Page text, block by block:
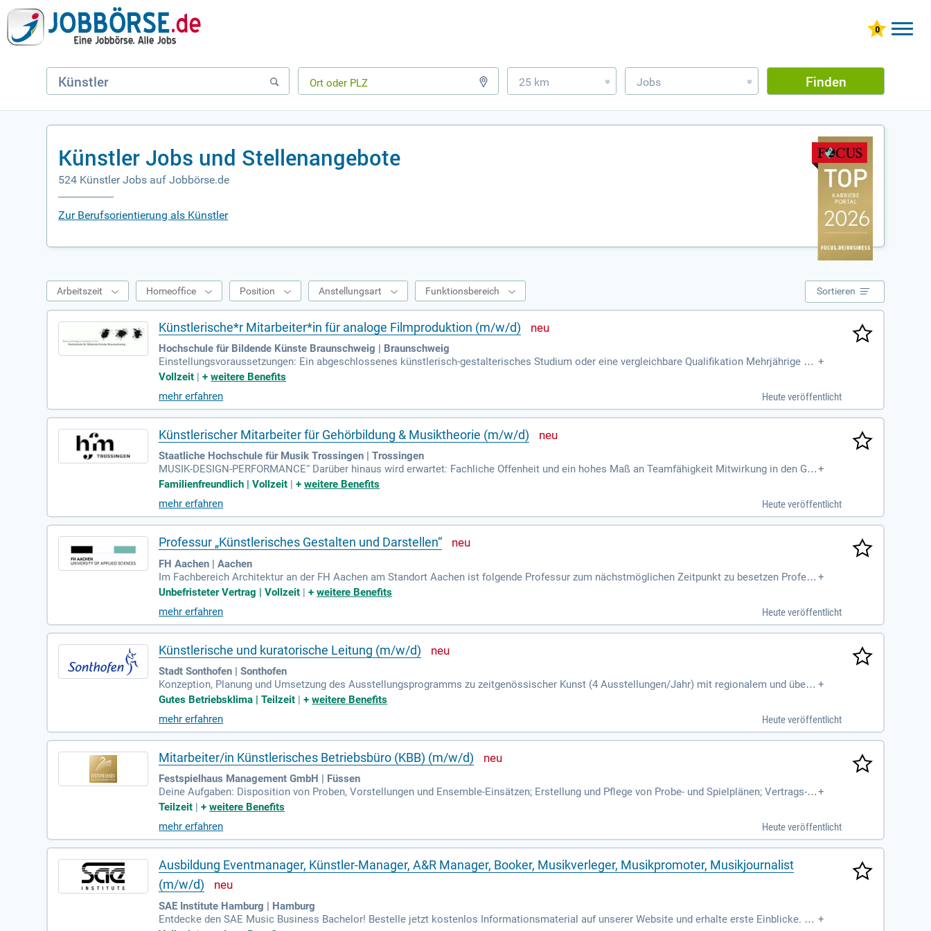
25 km » Jobs » Finden
Künstler Jobs und Stellenangebote
524 Künstler Jobs auf Jobbörse.de
Zur Berufsorientierung als Künstler
Arbeitszeit Homeoffice Position Anstellungsart Funktionsbereich Sortieren
Künstlerische*r Mitarbeiter*in für analoge Filmproduktion (m/w/d)
Hochschule für Bildende Künste Braunschweig | Braunschweig
Einstellungsvoraussetzungen: Ein abgeschlossenes künstlerisch-gestalterisches Studium oder eine vergleichbare Qualifikation Mehrjährige be
rufliche Praxis in gestalterisch-künstlerischen Projekten im Bereich analoger Film Eine eigene künstlerische Praxis
+
Vollzeit |+weitere Benefits
mehr erfahren
Heute veröffentlicht
Künstlerischer Mitarbeiter für Gehörbildung & Musiktheorie (m/w/d)
Staatliche Hochschule für Musik Trossingen | Trossingen
MUSIK-DESIGN-PERFORMANCE“ Darüber hinaus wird erwartet: Fachliche Offenheit und ein hohes Maß an Teamfähigkeit Mitwirkung in den Gre
mien und in der Selbstverwaltung der Hochschule Hohe Ausdrucksfähigkeit in deutscher Sprache und Schrift Bereitschaft, über den fachlichen
+
Familienfreundlich | Vollzeit |+weitere Benefits
mehr erfahren
Heute veröffentlicht
Professur „Künstlerisches Gestalten und Darstellen“
FH Aachen | Aachen
Im Fachbereich Architektur an der FH Aachen am Standort Aachen ist folgende Professur zum nächstmöglichen Zeitpunkt zu besetzen Profess
ur „Künstlerisches Gestalten und Darstellen“ (Kennziffer: P-01-689) Die Professur vertritt das Fach „Künstlerisches
+
Unbefristeter Vertrag | Vollzeit |+weitere Benefits
mehr erfahren
Heute veröffentlicht
Künstlerische und kuratorische Leitung (m/w/d)
Stadt Sonthofen | Sonthofen
Konzeption, Planung und Umsetzung des Ausstellungsprogramms zu zeitgenössischer Kunst (4 Ausstellungen/Jahr) mit regionalem und überr
egionalem Bezug; Einbindung der Schulausstellung, konzipiert von Sonthofer Schulen; Auswahl, Betreuung und Begleitung von Künstler
+
Gutes Betriebsklima | Teilzeit |+weitere Benefits
mehr erfahren
Heute veröffentlicht
Mitarbeiter/in Künstlerisches Betriebsbüro (KBB) (m/w/d)
Festspielhaus Management GmbH | Füssen
Deine Aufgaben: Disposition von Proben, Vorstellungen und Ensemble-Einsätzen; Erstellung und Pflege von Probe- und Spielplänen; Vertrags- u
nd Honorarabwicklung mit Künstler/innen und Gästen; Schnittstelle zwischen Theaterleitung, Regie, Ensemble und Verwaltung
+
Teilzeit |+weitere Benefits
mehr erfahren
Heute veröffentlicht
Ausbildung Eventmanager, Künstler-Manager, A&R Manager, Booker, Musikverleger, Musikpromoter, Musikjournalist
(m/w/d)
SAE Institute Hamburg | Hamburg
Entdecke den SAE Music Business Bachelor! Bestelle jetzt kostenlos Informationsmaterial auf unserer Website und erhalte erste Einblicke. Ei +